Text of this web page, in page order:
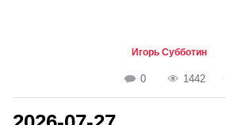
Игорь Субботин
0 1442